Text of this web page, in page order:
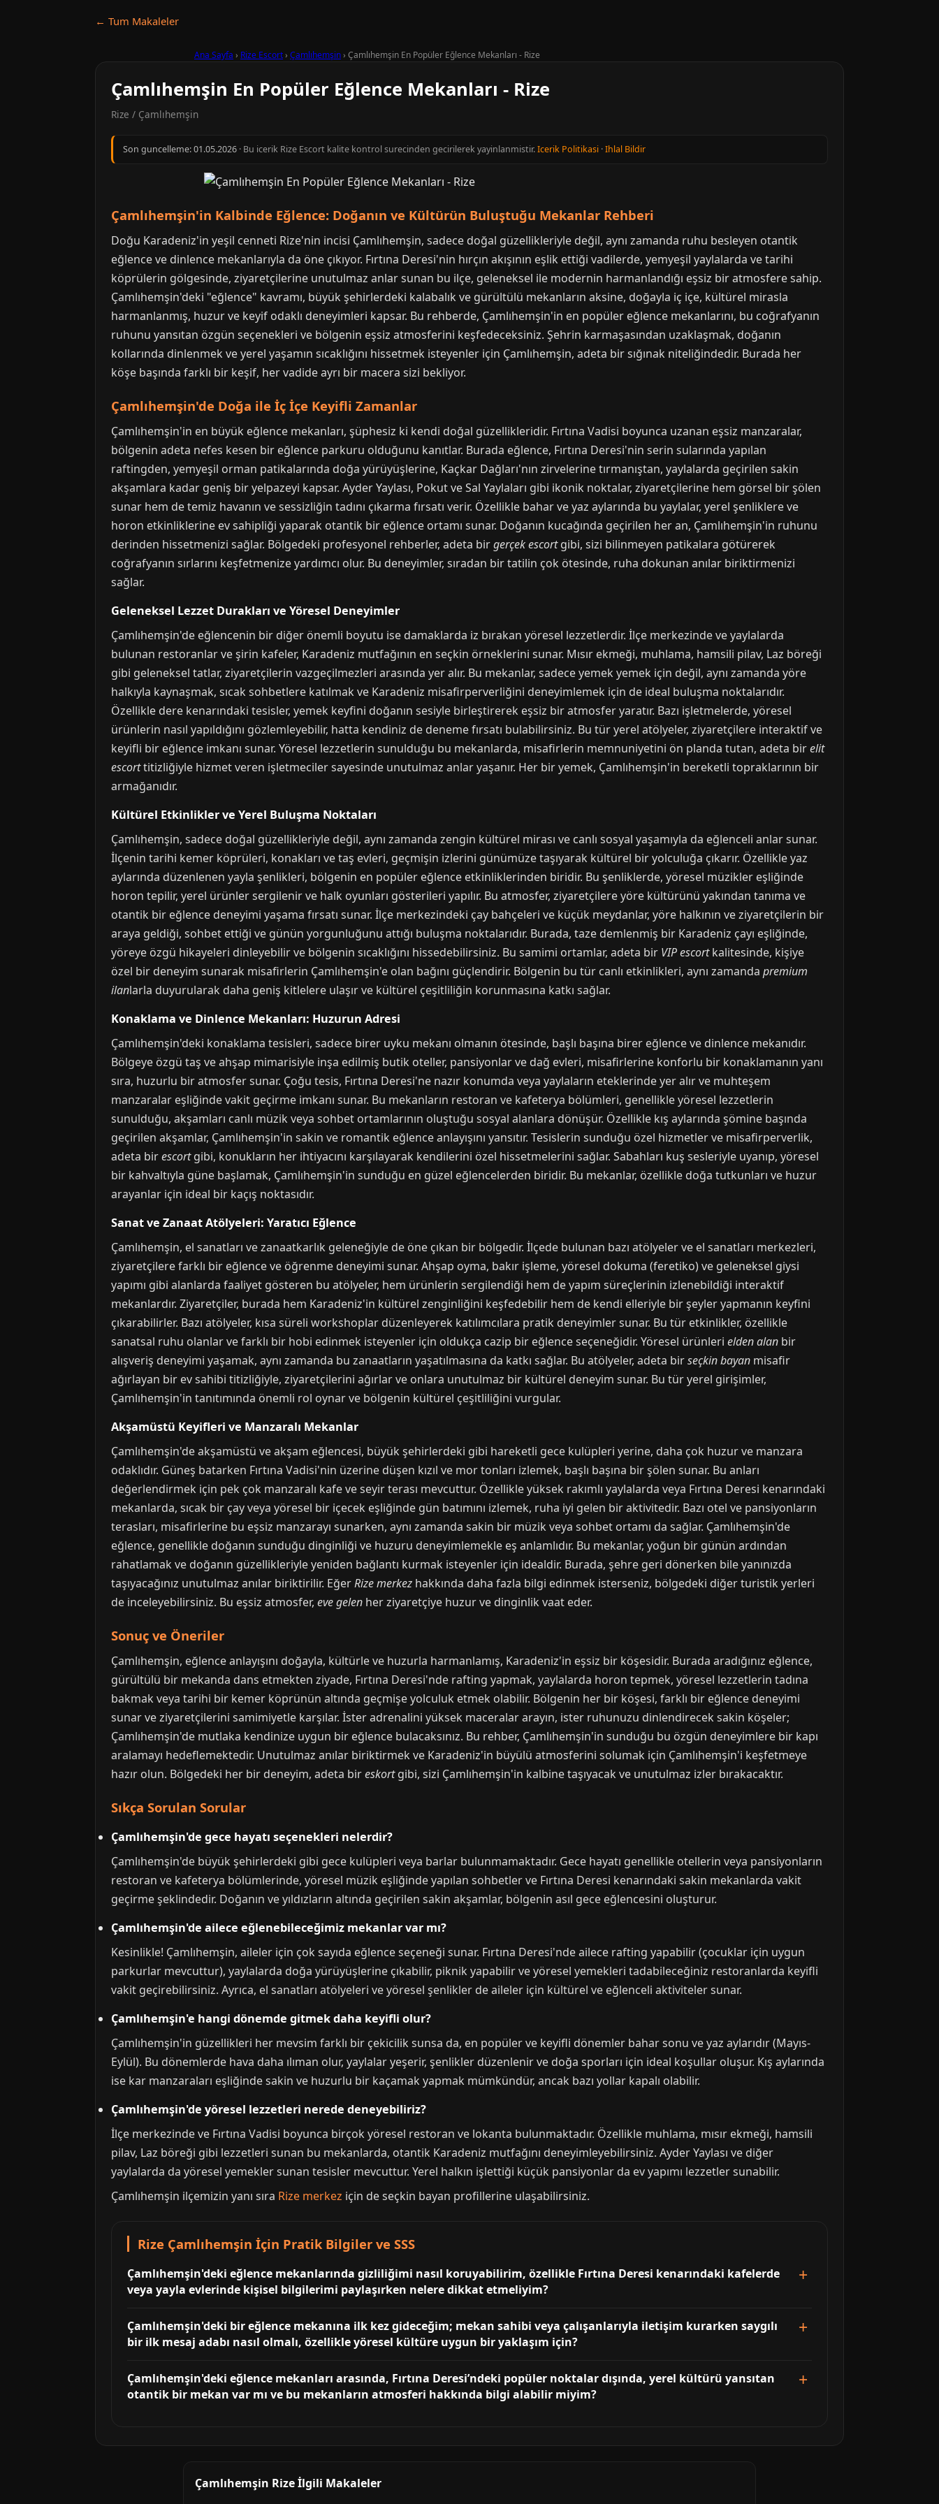
← Tum Makaleler
Ana Sayfa › Rize Escort› Çamlıhemşin› Çamlıhemşin En Popüler Eğlence Mekanları - Rize
Çamlıhemşin En Popüler Eğlence Mekanları - Rize
Rize / Çamlıhemşin
Son guncelleme:01.05.2026 · Bu icerik Rize Escort kalite kontrol surecinden gecirilerek yayinlanmistir.Icerik Politikasi ·Ihlal Bildir
Çamlıhemşin'in Kalbinde Eğlence: Doğanın ve Kültürün Buluştuğu Mekanlar Rehberi
Doğu Karadeniz'in yeşil cenneti Rize'nin incisi Çamlıhemşin, sadece doğal güzellikleriyle değil, aynı zamanda ruhu besleyen otantik
eğlence ve dinlence mekanlarıyla da öne çıkıyor. Fırtına Deresi'nin hırçın akışının eşlik ettiği vadilerde, yemyeşil yaylalarda ve tarihi
köprülerin gölgesinde, ziyaretçilerine unutulmaz anlar sunan bu ilçe, geleneksel ile modernin harmanlandığı eşsiz bir atmosfere sahip.
Çamlıhemşin'deki "eğlence" kavramı, büyük şehirlerdeki kalabalık ve gürültülü mekanların aksine, doğayla iç içe, kültürel mirasla
harmanlanmış, huzur ve keyif odaklı deneyimleri kapsar. Bu rehberde, Çamlıhemşin'in en popüler eğlence mekanlarını, bu coğrafyanın
ruhunu yansıtan özgün seçenekleri ve bölgenin eşsiz atmosferini keşfedeceksiniz. Şehrin karmaşasından uzaklaşmak, doğanın
kollarında dinlenmek ve yerel yaşamın sıcaklığını hissetmek isteyenler için Çamlıhemşin, adeta bir sığınak niteliğindedir. Burada her
köşe başında farklı bir keşif, her vadide ayrı bir macera sizi bekliyor.
Çamlıhemşin'de Doğa ile İç İçe Keyifli Zamanlar
Çamlıhemşin'in en büyük eğlence mekanları, şüphesiz ki kendi doğal güzellikleridir. Fırtına Vadisi boyunca uzanan eşsiz manzaralar,
bölgenin adeta nefes kesen bir eğlence parkuru olduğunu kanıtlar. Burada eğlence, Fırtına Deresi'nin serin sularında yapılan
raftingden, yemyeşil orman patikalarında doğa yürüyüşlerine, Kaçkar Dağları'nın zirvelerine tırmanıştan, yaylalarda geçirilen sakin
akşamlara kadar geniş bir yelpazeyi kapsar. Ayder Yaylası, Pokut ve Sal Yaylaları gibi ikonik noktalar, ziyaretçilerine hem görsel bir şölen
sunar hem de temiz havanın ve sessizliğin tadını çıkarma fırsatı verir. Özellikle bahar ve yaz aylarında bu yaylalar, yerel şenliklere ve
horon etkinliklerine ev sahipliği yaparak otantik bir eğlence ortamı sunar. Doğanın kucağında geçirilen her an, Çamlıhemşin'in ruhunu
derinden hissetmenizi sağlar. Bölgedeki profesyonel rehberler, adeta birgerçek escortgibi, sizi bilinmeyen patikalara götürerek
coğrafyanın sırlarını keşfetmenize yardımcı olur. Bu deneyimler, sıradan bir tatilin çok ötesinde, ruha dokunan anılar biriktirmenizi
sağlar.
Geleneksel Lezzet Durakları ve Yöresel Deneyimler
Çamlıhemşin'de eğlencenin bir diğer önemli boyutu ise damaklarda iz bırakan yöresel lezzetlerdir. İlçe merkezinde ve yaylalarda
bulunan restoranlar ve şirin kafeler, Karadeniz mutfağının en seçkin örneklerini sunar. Mısır ekmeği, muhlama, hamsili pilav, Laz böreği
gibi geleneksel tatlar, ziyaretçilerin vazgeçilmezleri arasında yer alır. Bu mekanlar, sadece yemek yemek için değil, aynı zamanda yöre
halkıyla kaynaşmak, sıcak sohbetlere katılmak ve Karadeniz misafirperverliğini deneyimlemek için de ideal buluşma noktalarıdır.
Özellikle dere kenarındaki tesisler, yemek keyfini doğanın sesiyle birleştirerek eşsiz bir atmosfer yaratır. Bazı işletmelerde, yöresel
ürünlerin nasıl yapıldığını gözlemleyebilir, hatta kendiniz de deneme fırsatı bulabilirsiniz. Bu tür yerel atölyeler, ziyaretçilere interaktif ve
keyifli bir eğlence imkanı sunar. Yöresel lezzetlerin sunulduğu bu mekanlarda, misafirlerin memnuniyetini ön planda tutan, adeta birelit
escorttitizliğiyle hizmet veren işletmeciler sayesinde unutulmaz anlar yaşanır. Her bir yemek, Çamlıhemşin'in bereketli topraklarının bir
armağanıdır.
Kültürel Etkinlikler ve Yerel Buluşma Noktaları
Çamlıhemşin, sadece doğal güzellikleriyle değil, aynı zamanda zengin kültürel mirası ve canlı sosyal yaşamıyla da eğlenceli anlar sunar.
İlçenin tarihi kemer köprüleri, konakları ve taş evleri, geçmişin izlerini günümüze taşıyarak kültürel bir yolculuğa çıkarır. Özellikle yaz
aylarında düzenlenen yayla şenlikleri, bölgenin en popüler eğlence etkinliklerinden biridir. Bu şenliklerde, yöresel müzikler eşliğinde
horon tepilir, yerel ürünler sergilenir ve halk oyunları gösterileri yapılır. Bu atmosfer, ziyaretçilere yöre kültürünü yakından tanıma ve
otantik bir eğlence deneyimi yaşama fırsatı sunar. İlçe merkezindeki çay bahçeleri ve küçük meydanlar, yöre halkının ve ziyaretçilerin bir
araya geldiği, sohbet ettiği ve günün yorgunluğunu attığı buluşma noktalarıdır. Burada, taze demlenmiş bir Karadeniz çayı eşliğinde,
yöreye özgü hikayeleri dinleyebilir ve bölgenin sıcaklığını hissedebilirsiniz. Bu samimi ortamlar, adeta bir VIP escortkalitesinde, kişiye
özel bir deneyim sunarak misafirlerin Çamlıhemşin'e olan bağını güçlendirir. Bölgenin bu tür canlı etkinlikleri, aynı zamanda premium
ilanlarla duyurularak daha geniş kitlelere ulaşır ve kültürel çeşitliliğin korunmasına katkı sağlar.
Konaklama ve Dinlence Mekanları: Huzurun Adresi
Çamlıhemşin'deki konaklama tesisleri, sadece birer uyku mekanı olmanın ötesinde, başlı başına birer eğlence ve dinlence mekanıdır.
Bölgeye özgü taş ve ahşap mimarisiyle inşa edilmiş butik oteller, pansiyonlar ve dağ evleri, misafirlerine konforlu bir konaklamanın yanı
sıra, huzurlu bir atmosfer sunar. Çoğu tesis, Fırtına Deresi'ne nazır konumda veya yaylaların eteklerinde yer alır ve muhteşem
manzaralar eşliğinde vakit geçirme imkanı sunar. Bu mekanların restoran ve kafeterya bölümleri, genellikle yöresel lezzetlerin
sunulduğu, akşamları canlı müzik veya sohbet ortamlarının oluştuğu sosyal alanlara dönüşür. Özellikle kış aylarında şömine başında
geçirilen akşamlar, Çamlıhemşin'in sakin ve romantik eğlence anlayışını yansıtır. Tesislerin sunduğu özel hizmetler ve misafirperverlik,
adeta birescortgibi, konukların her ihtiyacını karşılayarak kendilerini özel hissetmelerini sağlar. Sabahları kuş sesleriyle uyanıp, yöresel
bir kahvaltıyla güne başlamak, Çamlıhemşin'in sunduğu en güzel eğlencelerden biridir. Bu mekanlar, özellikle doğa tutkunları ve huzur
arayanlar için ideal bir kaçış noktasıdır.
Sanat ve Zanaat Atölyeleri: Yaratıcı Eğlence
Çamlıhemşin, el sanatları ve zanaatkarlık geleneğiyle de öne çıkan bir bölgedir. İlçede bulunan bazı atölyeler ve el sanatları merkezleri,
ziyaretçilere farklı bir eğlence ve öğrenme deneyimi sunar. Ahşap oyma, bakır işleme, yöresel dokuma (feretiko) ve geleneksel giysi
yapımı gibi alanlarda faaliyet gösteren bu atölyeler, hem ürünlerin sergilendiği hem de yapım süreçlerinin izlenebildiği interaktif
mekanlardır. Ziyaretçiler, burada hem Karadeniz'in kültürel zenginliğini keşfedebilir hem de kendi elleriyle bir şeyler yapmanın keyfini
çıkarabilirler. Bazı atölyeler, kısa süreli workshoplar düzenleyerek katılımcılara pratik deneyimler sunar. Bu tür etkinlikler, özellikle
sanatsal ruhu olanlar ve farklı bir hobi edinmek isteyenler için oldukça cazip bir eğlence seçeneğidir. Yöresel ürünleri elden alan bir
alışveriş deneyimi yaşamak, aynı zamanda bu zanaatların yaşatılmasına da katkı sağlar. Bu atölyeler, adeta birseçkin bayan misafir
ağırlayan bir ev sahibi titizliğiyle, ziyaretçilerini ağırlar ve onlara unutulmaz bir kültürel deneyim sunar. Bu tür yerel girişimler,
Çamlıhemşin'in tanıtımında önemli rol oynar ve bölgenin kültürel çeşitliliğini vurgular.
Akşamüstü Keyifleri ve Manzaralı Mekanlar
Çamlıhemşin'de akşamüstü ve akşam eğlencesi, büyük şehirlerdeki gibi hareketli gece kulüpleri yerine, daha çok huzur ve manzara
odaklıdır. Güneş batarken Fırtına Vadisi'nin üzerine düşen kızıl ve mor tonları izlemek, başlı başına bir şölen sunar. Bu anları
değerlendirmek için pek çok manzaralı kafe ve seyir terası mevcuttur. Özellikle yüksek rakımlı yaylalarda veya Fırtına Deresi kenarındaki
mekanlarda, sıcak bir çay veya yöresel bir içecek eşliğinde gün batımını izlemek, ruha iyi gelen bir aktivitedir. Bazı otel ve pansiyonların
terasları, misafirlerine bu eşsiz manzarayı sunarken, aynı zamanda sakin bir müzik veya sohbet ortamı da sağlar. Çamlıhemşin'de
eğlence, genellikle doğanın sunduğu dinginliği ve huzuru deneyimlemekle eş anlamlıdır. Bu mekanlar, yoğun bir günün ardından
rahatlamak ve doğanın güzellikleriyle yeniden bağlantı kurmak isteyenler için idealdir. Burada, şehre geri dönerken bile yanınızda
taşıyacağınız unutulmaz anılar biriktirilir. EğerRize merkez hakkında daha fazla bilgi edinmek isterseniz, bölgedeki diğer turistik yerleri
de inceleyebilirsiniz. Bu eşsiz atmosfer, eve gelen her ziyaretçiye huzur ve dinginlik vaat eder.
Sonuç ve Öneriler
Çamlıhemşin, eğlence anlayışını doğayla, kültürle ve huzurla harmanlamış, Karadeniz'in eşsiz bir köşesidir. Burada aradığınız eğlence,
gürültülü bir mekanda dans etmekten ziyade, Fırtına Deresi'nde rafting yapmak, yaylalarda horon tepmek, yöresel lezzetlerin tadına
bakmak veya tarihi bir kemer köprünün altında geçmişe yolculuk etmek olabilir. Bölgenin her bir köşesi, farklı bir eğlence deneyimi
sunar ve ziyaretçilerini samimiyetle karşılar. İster adrenalini yüksek maceralar arayın, ister ruhunuzu dinlendirecek sakin köşeler;
Çamlıhemşin'de mutlaka kendinize uygun bir eğlence bulacaksınız. Bu rehber, Çamlıhemşin'in sunduğu bu özgün deneyimlere bir kapı
aralamayı hedeflemektedir. Unutulmaz anılar biriktirmek ve Karadeniz'in büyülü atmosferini solumak için Çamlıhemşin'i keşfetmeye
hazır olun. Bölgedeki her bir deneyim, adeta bireskortgibi, sizi Çamlıhemşin'in kalbine taşıyacak ve unutulmaz izler bırakacaktır.
Sıkça Sorulan Sorular
Çamlıhemşin'de gece hayatı seçenekleri nelerdir?
Çamlıhemşin'de büyük şehirlerdeki gibi gece kulüpleri veya barlar bulunmamaktadır. Gece hayatı genellikle otellerin veya pansiyonların
restoran ve kafeterya bölümlerinde, yöresel müzik eşliğinde yapılan sohbetler ve Fırtına Deresi kenarındaki sakin mekanlarda vakit
geçirme şeklindedir. Doğanın ve yıldızların altında geçirilen sakin akşamlar, bölgenin asıl gece eğlencesini oluşturur.
Çamlıhemşin'de ailece eğlenebileceğimiz mekanlar var mı?
Kesinlikle! Çamlıhemşin, aileler için çok sayıda eğlence seçeneği sunar. Fırtına Deresi'nde ailece rafting yapabilir (çocuklar için uygun
parkurlar mevcuttur), yaylalarda doğa yürüyüşlerine çıkabilir, piknik yapabilir ve yöresel yemekleri tadabileceğiniz restoranlarda keyifli
vakit geçirebilirsiniz. Ayrıca, el sanatları atölyeleri ve yöresel şenlikler de aileler için kültürel ve eğlenceli aktiviteler sunar.
Çamlıhemşin'e hangi dönemde gitmek daha keyifli olur?
Çamlıhemşin'in güzellikleri her mevsim farklı bir çekicilik sunsa da, en popüler ve keyifli dönemler bahar sonu ve yaz aylarıdır (Mayıs-
Eylül). Bu dönemlerde hava daha ılıman olur, yaylalar yeşerir, şenlikler düzenlenir ve doğa sporları için ideal koşullar oluşur. Kış aylarında
ise kar manzaraları eşliğinde sakin ve huzurlu bir kaçamak yapmak mümkündür, ancak bazı yollar kapalı olabilir.
Çamlıhemşin'de yöresel lezzetleri nerede deneyebiliriz?
İlçe merkezinde ve Fırtına Vadisi boyunca birçok yöresel restoran ve lokanta bulunmaktadır. Özellikle muhlama, mısır ekmeği, hamsili
pilav, Laz böreği gibi lezzetleri sunan bu mekanlarda, otantik Karadeniz mutfağını deneyimleyebilirsiniz. Ayder Yaylası ve diğer
yaylalarda da yöresel yemekler sunan tesisler mevcuttur. Yerel halkın işlettiği küçük pansiyonlar da ev yapımı lezzetler sunabilir.
Çamlıhemşin ilçemizin yanı sıra Rize merkez için de seçkin bayan profillerine ulaşabilirsiniz.
Rize Çamlıhemşin İçin Pratik Bilgiler ve SSS
Çamlıhemşin'deki eğlence mekanlarında gizliliğimi nasıl koruyabilirim, özellikle Fırtına Deresi kenarındaki kafelerde
veya yayla evlerinde kişisel bilgilerimi paylaşırken nelere dikkat etmeliyim?
Çamlıhemşin'deki bir eğlence mekanına ilk kez gideceğim; mekan sahibi veya çalışanlarıyla iletişim kurarken saygılı
bir ilk mesaj adabı nasıl olmalı, özellikle yöresel kültüre uygun bir yaklaşım için?
Çamlıhemşin'deki eğlence mekanları arasında, Fırtına Deresi’ndeki popüler noktalar dışında, yerel kültürü yansıtan
otantik bir mekan var mı ve bu mekanların atmosferi hakkında bilgi alabilir miyim?
Çamlıhemşin Rize İlgili Makaleler